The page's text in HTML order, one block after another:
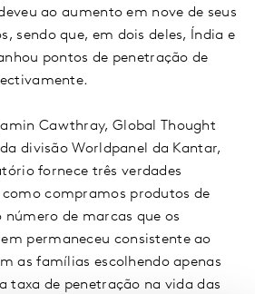
ao aumento em nove de seus
sendo que, em dois deles, Índia e
pontos de penetração de
Cawthray, Global Thought
divisão Worldpanel da Kantar,
fornece três verdades
compramos produtos de
de marcas que os
permaneceu consistente ao
as famílias escolhendo apenas
taxa de penetração na vida das